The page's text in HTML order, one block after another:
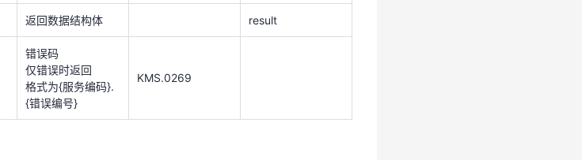
说明 示例
租户ak列表
返回数据结构体 result
错误码
仅错误时返回
格式为{服务编码}.
{错误编号}
KMS.0269